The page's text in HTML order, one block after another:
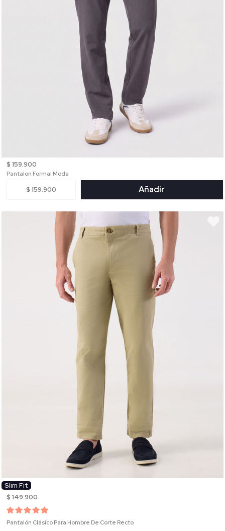
$ 159.900
Pantalon Formal Moda
$ 159.900 Añadir
Slim Fit
$ 149.900
Pantalón Clásico Para Hombre De Corte Recto